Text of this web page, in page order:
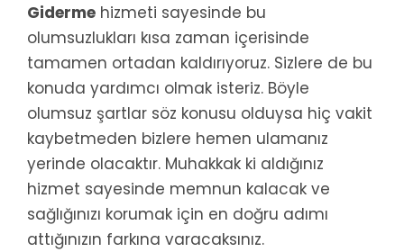
Giderme hizmeti sayesinde bu
olumsuzlukları kısa zaman içerisinde
tamamen ortadan kaldırıyoruz. Sizlere de bu
konuda yardımcı olmak isteriz. Böyle
olumsuz şartlar söz konusu olduysa hiç vakit
kaybetmeden bizlere hemen ulamanız
yerinde olacaktır. Muhakkak ki aldığınız
hizmet sayesinde memnun kalacak ve
sağlığınızı korumak için en doğru adımı
attığınızın farkına varacaksınız.